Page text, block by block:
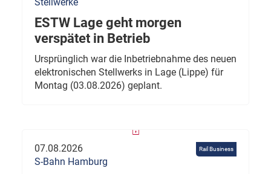
ESTW Lage geht morgen
verspätet in Betrieb
Ursprünglich war die Inbetriebnahme des neuen
elektronischen Stellwerks in Lage (Lippe) für
Montag (03.08.2026) geplant.
Rail Business
07.08.2026
S-Bahn Hamburg